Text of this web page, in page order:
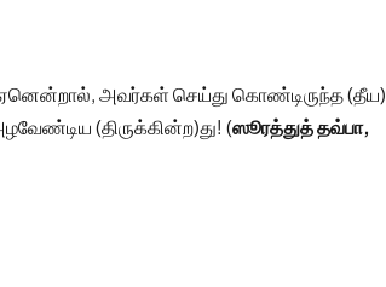
ஏனென்றால், அவர்கள் செய்து கொண்டிருந்த (தீய)
(திருக்கின்ற)து! (ஸூரத்துத் தவ்பா,